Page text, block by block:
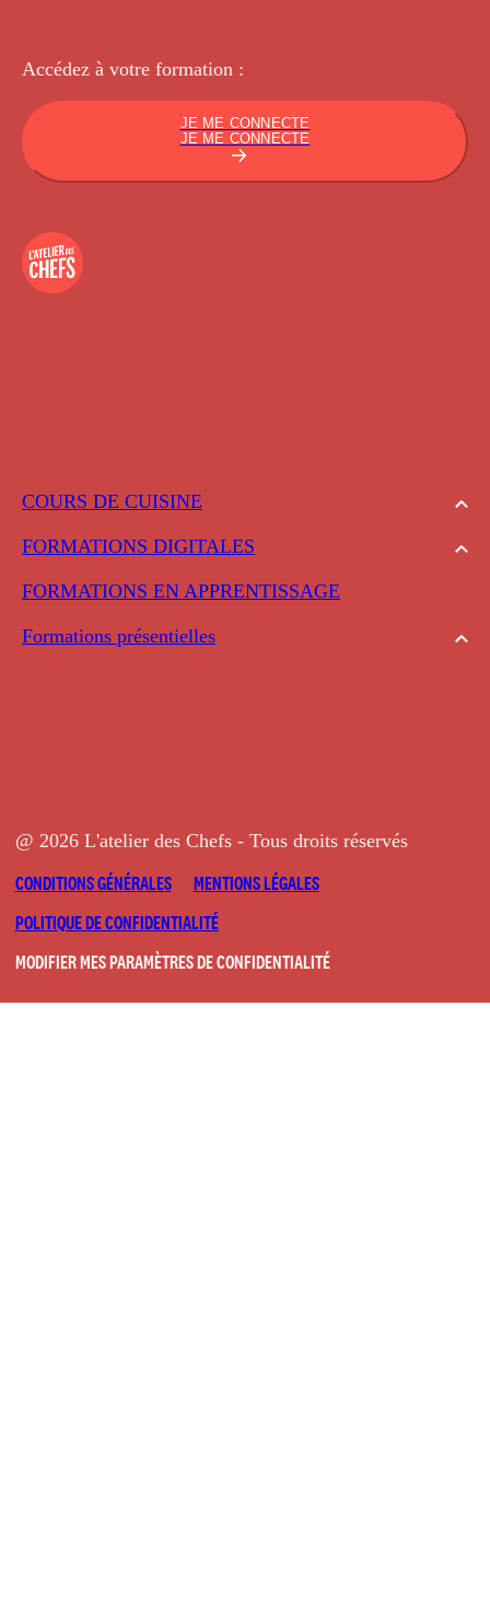
COURS DE CUISINE
FORMATIONS DIGITALES
FORMATIONS EN APPRENTISSAGE
Formations présentielles
Accédez à votre formation :
JE ME CONNECTE
JE ME CONNECTE
@ 2026 L'atelier des Chefs - Tous droits réservés
CONDITIONS GÉNÉRALES
MENTIONS LÉGALES
POLITIQUE DE CONFIDENTIALITÉ
MODIFIER MES PARAMÈTRES DE CONFIDENTIALITÉ